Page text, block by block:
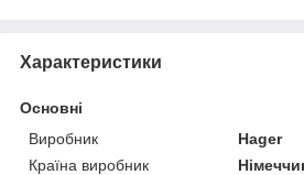
Характеристики
Основні
Виробник
Hager
Країна виробник